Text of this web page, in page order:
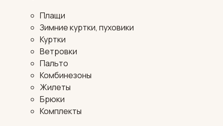
Плащи
Зимние куртки, пуховики
Куртки
Ветровки
Пальто
Комбинезоны
Жилеты
Брюки
Комплекты